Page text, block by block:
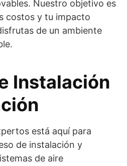
Nuestro objetivo es
costos y tu impacto
de un ambiente
Instalación
está aquí para
de instalación y
de aire